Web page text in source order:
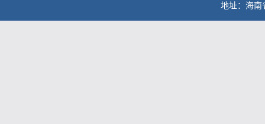
地址：海南